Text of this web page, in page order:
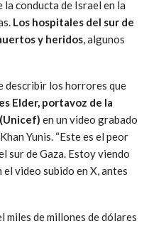
conducta de Israel en la
Los hospitales del sur de
y heridos, algunos
describir los horrores que
Elder, portavoz de la
en un video grabado
Yunis. “Este es el peor
sur de Gaza. Estoy viendo
el video subido en X, antes
miles de millones de dólares